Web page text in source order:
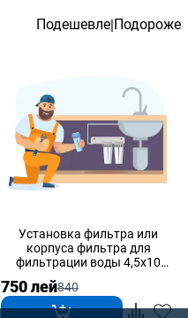
Подешевле|Подороже
Установка фильтра или
корпуса фильтра для
фильтрации воды 4,5x10
750 лей840